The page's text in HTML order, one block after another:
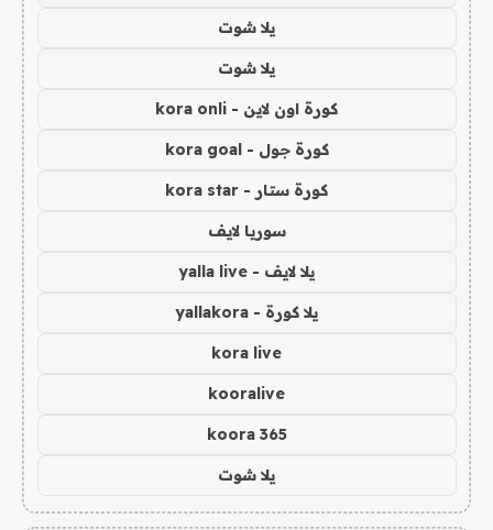
يلا شوت
يلا شوت
كورة اون لاين - kora onli
كورة جول - kora goal
كورة ستار - kora star
سوريا لايف
يلا لايف - yalla live
يلا كورة - yallakora
kora live
kooralive
koora 365
يلا شوت